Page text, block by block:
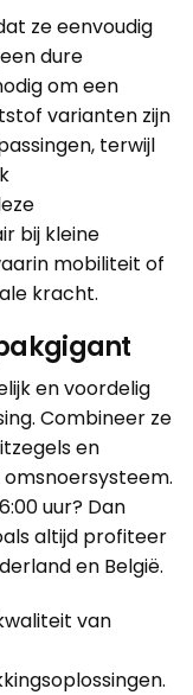
ze eenvoudig
dure
om een
varianten zijn
terwijl
bij kleine
mobiliteit of
kracht.
en voordelig
Combineer ze
en
uur? Dan
altijd profiteer
en België.
van